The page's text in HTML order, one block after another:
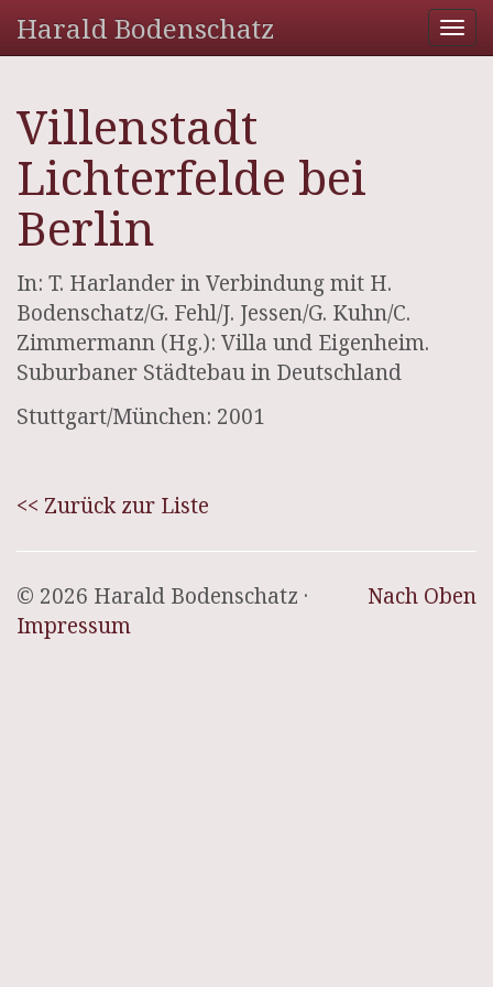
Harald Bodenschatz
Villenstadt
Lichterfelde bei
Berlin
In: T. Harlander in Verbindung mit H.
Bodenschatz/G. Fehl/J. Jessen/G. Kuhn/C.
Zimmermann (Hg.): Villa und Eigenheim.
Suburbaner Städtebau in Deutschland
Stuttgart/München: 2001
<< Zurück zur Liste
Nach Oben
© 2026 Harald Bodenschatz ·
Impressum